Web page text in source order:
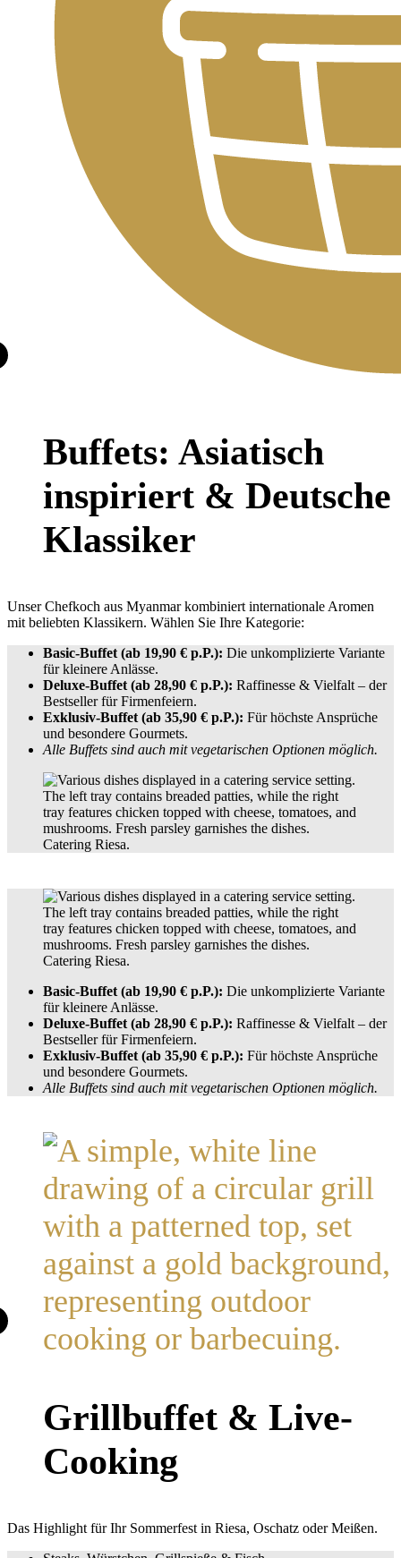
Buffets: Asiatisch
inspiriert & Deutsche
Klassiker
Unser Chefkoch aus Myanmar kombiniert internationale Aromen
mit beliebten Klassikern. Wählen Sie Ihre Kategorie:
Basic-Buffet (ab 19,90 € p.P.): Die unkomplizierte Variante
für kleinere Anlässe.
Deluxe-Buffet (ab 28,90 € p.P.): Raffinesse & Vielfalt – der
Bestseller für Firmenfeiern.
Exklusiv-Buffet (ab 35,90 € p.P.): Für höchste Ansprüche
und besondere Gourmets.
Alle Buffets sind auch mit vegetarischen Optionen möglich.
Basic-Buffet (ab 19,90 € p.P.): Die unkomplizierte Variante
für kleinere Anlässe.
Deluxe-Buffet (ab 28,90 € p.P.): Raffinesse & Vielfalt – der
Bestseller für Firmenfeiern.
Exklusiv-Buffet (ab 35,90 € p.P.): Für höchste Ansprüche
und besondere Gourmets.
Alle Buffets sind auch mit vegetarischen Optionen möglich.
Grillbuffet & Live-
Cooking
Das Highlight für Ihr Sommerfest in Riesa, Oschatz oder Meißen.